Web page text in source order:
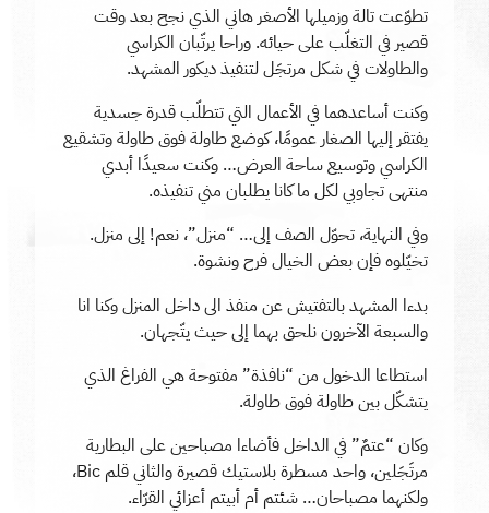
تطوّعت تالة وزميلها الأصغر هاني الذي نجح بعد وقت
قصير في التغلّب على حيائه. وراحا يرتّبان الكراسي
والطاولات في شكل مرتجَل لتنفيذ ديكور المشهد.
وكنت أساعدهما في الأعمال التي تتطلّب قدرة جسدية
يفتقر إليها الصغار عمومًا، كوضع طاولة فوق طاولة وتشقيع
الكراسي وتوسيع ساحة العرض… وكنت سعيدًا أبدي
منتهى تجاوبي لكل ما كانا يطلبان مني تنفيذه.
وفي النهاية، تحوّل الصف إلى… “منزل”، نعم! إلى منزل.
تخيّلوه فإن بعض الخيال فرح ونشوة.
بدءا المشهد بالتفتيش عن منفذ الى داخل المنزل وكنا انا
والسبعة الآخرون نلحق بهما إلى حيث يتّجهان.
استطاعا الدخول من “نافذة” مفتوحة هي الفراغ الذي
يتشكّل بين طاولة فوق طاولة.
وكان “عتمٌ” في الداخل فأضاءا مصباحين على البطارية
مرتَجَلين، واحد مسطرة بلاستيك قصيرة والثاني قلم Bic،
ولكنهما مصباحان… شئتم أم أبيتم أعزائي القرّاء.